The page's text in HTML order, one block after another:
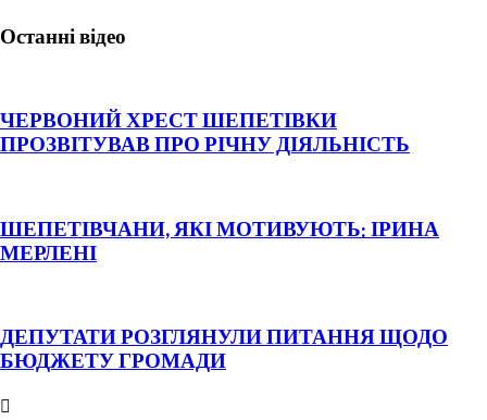
Останні відео
ЧЕРВОНИЙ ХРЕСТ ШЕПЕТІВКИ
ПРОЗВІТУВАВ ПРО РІЧНУ ДІЯЛЬНІСТЬ
ШЕПЕТІВЧАНИ, ЯКІ МОТИВУЮТЬ: ІРИНА
МЕРЛЕНІ
ДЕПУТАТИ РОЗГЛЯНУЛИ ПИТАННЯ ЩОДО
БЮДЖЕТУ ГРОМАДИ
